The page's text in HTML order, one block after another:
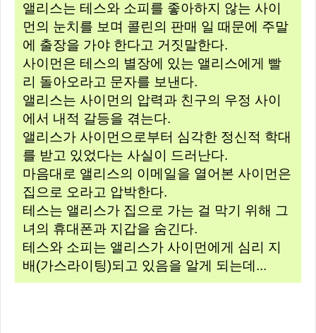
앨리스는 테스와 소피를 좋아하지 않는 사이
먼의 눈치를 보며 콜린의 판매 일 때문에 주말
에 출장을 가야 한다고 거짓말한다.
사이먼은 테스의 별장에 있는 앨리스에게 빨
리 돌아오라고 문자를 보낸다.
앨리스는 사이먼의 압력과 친구의 우정 사이
에서 내적 갈등을 겪는다.
앨리스가 사이먼으로부터 심각한 정신적 학대
를 받고 있었다는 사실이 드러난다.
마음대로 앨리스의 이메일을 열어본 사이먼은
집으로 오라고 압박한다.
테스는 앨리스가 집으로 가는 걸 막기 위해 그
녀의 휴대폰과 지갑을 숨긴다.
테스와 소피는 앨리스가 사이먼에게 심리 지
배(가스라이팅)되고 있음을 알게 되는데...